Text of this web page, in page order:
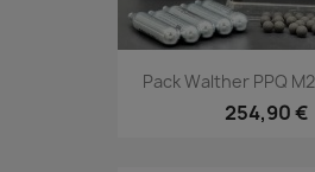
Pack Walther PPQ
254,90 €